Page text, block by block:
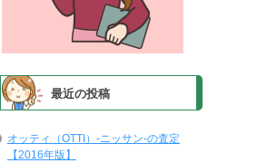
最近の投稿
オッティ（OTTI）-ニッサン-の査定
【2016年版】